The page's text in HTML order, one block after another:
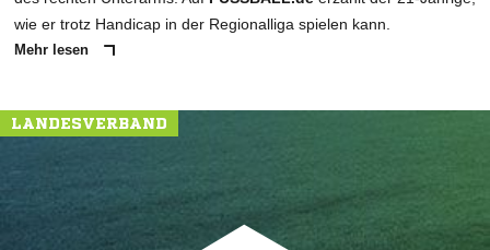
wie er trotz Handicap in der Regionalliga spielen kann.
Mehr lesen
LANDESVERBAND